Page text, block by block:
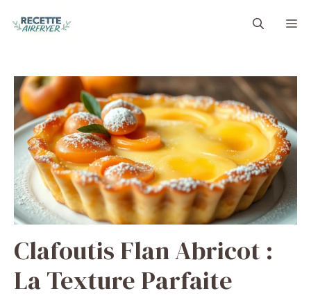
Clafoutis Flan Abricot :
La Texture Parfaite